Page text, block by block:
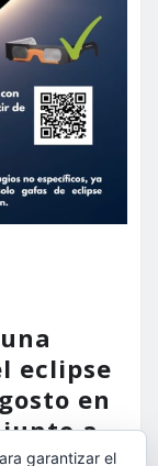
eclipse
en
a
garantizar el